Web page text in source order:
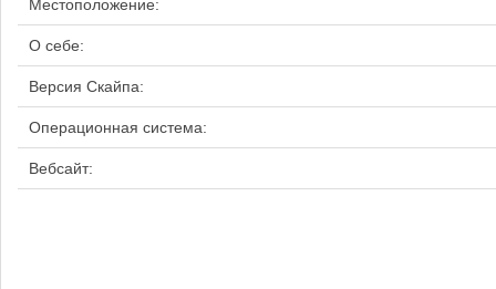
Местоположение:
О себе:
Версия Скайпа:
Операционная система:
Вебсайт: